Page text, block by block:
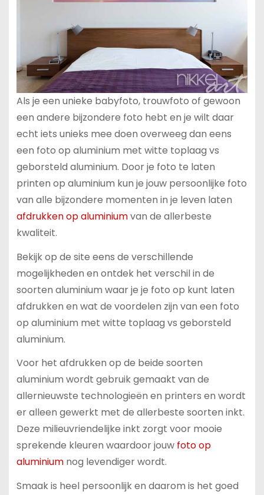
Als je een unieke babyfoto, trouwfoto of gewoon
een andere bijzondere foto hebt en je wilt daar
echt iets unieks mee doen overweeg dan eens
een foto op aluminium met witte toplaag vs
geborsteld aluminium. Door je foto te laten
printen op aluminium kun je jouw persoonlijke foto
van alle bijzondere momenten in je leven laten
afdrukken op aluminiumvan de allerbeste
kwaliteit.
Bekijk op de site eens de verschillende
mogelijkheden en ontdek het verschil in de
soorten aluminium waar je je foto op kunt laten
afdrukken en wat de voordelen zijn van een foto
op aluminium met witte toplaag vs geborsteld
aluminium.
Voor het afdrukken op de beide soorten
aluminium wordt gebruik gemaakt van de
allernieuwste technologieën en printers en wordt
er alleen gewerkt met de allerbeste soorten inkt.
Deze milieuvriendelijke inkt zorgt voor mooie
sprekende kleuren waardoor jouw foto op
aluminiumnog levendiger wordt.
Smaak is heel persoonlijk en daarom is het goed